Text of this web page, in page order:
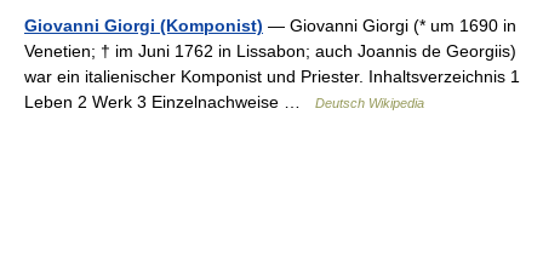
Giovanni Giorgi (Komponist) — Giovanni Giorgi (* um 1690 in
Venetien; † im Juni 1762 in Lissabon; auch Joannis de Georgiis)
war ein italienischer Komponist und Priester. Inhaltsverzeichnis 1
Leben 2 Werk 3 Einzelnachweise …
Deutsch Wikipedia